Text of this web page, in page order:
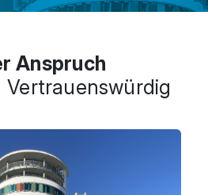
Anspruch
Vertrauenswürdig